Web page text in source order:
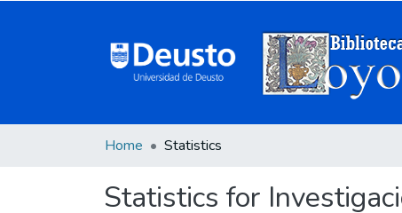
Home Statistics
Statistics for